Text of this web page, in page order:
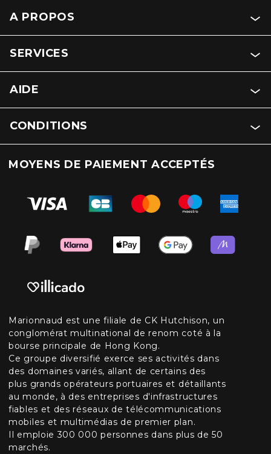
A PROPOS
SERVICES
AIDE
CONDITIONS
MOYENS DE PAIEMENT ACCEPTÉS
Marionnaud est une filiale de CK Hutchison, un
conglomérat multinational de renom coté à la
bourse principale de Hong Kong.
Ce groupe diversifié exerce ses activités dans
des domaines variés, allant de certains des
plus grands opérateurs portuaires et détaillants
au monde, à des entreprises d'infrastructures
fiables et des réseaux de télécommunications
mobiles et multimédias de premier plan.
Il emploie 300 000 personnes dans plus de 50
marchés.